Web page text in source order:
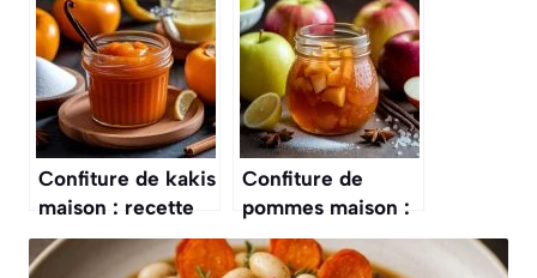
Traditionnel
facile et
savoureuse
Confiture de kakis
maison : recette
facile et
savoureuse
Confiture de
pommes maison :
une recette facile
et savoureuse